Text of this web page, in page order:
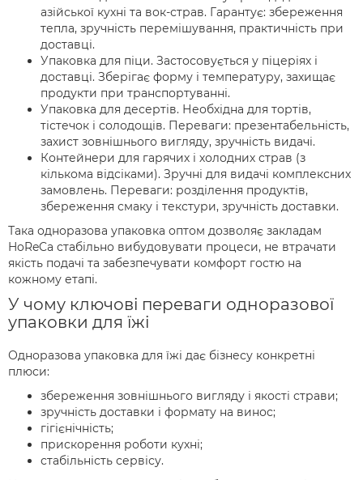
азійської кухні та вок-страв. Гарантує: збереження
тепла, зручність перемішування, практичність при
доставці.
Упаковка для піци. Застосовується у піцеріях і
доставці. Зберігає форму і температуру, захищає
продукти при транспортуванні.
Упаковка для десертів. Необхідна для тортів,
тістечок і солодощів. Переваги: презентабельність,
захист зовнішнього вигляду, зручність видачі.
Контейнери для гарячих і холодних страв (з
кількома відсіками). Зручні для видачі комплексних
замовлень. Переваги: розділення продуктів,
збереження смаку і текстури, зручність доставки.
Така одноразова упаковка оптом дозволяє закладам
HoReCa стабільно вибудовувати процеси, не втрачати
якість подачі та забезпечувати комфорт гостю на
кожному етапі.
У чому ключові переваги одноразової
упаковки для їжі
Одноразова упаковка для їжі дає бізнесу конкретні
плюси:
збереження зовнішнього вигляду і якості страви;
зручність доставки і формату на винос;
гігієнічність;
прискорення роботи кухні;
стабільність сервісу.